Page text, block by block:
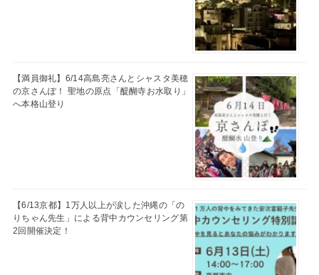
【満員御礼】6/14高島亮さんとシャスタ美穂
の京さんぽ！ 聖地の原点「醍醐寺お水取り」
へ本格山登り
【6/13京都】1万人以上が涙した沖縄の「の
りちゃん先生」による背中カウンセリング第
2回開催決定！